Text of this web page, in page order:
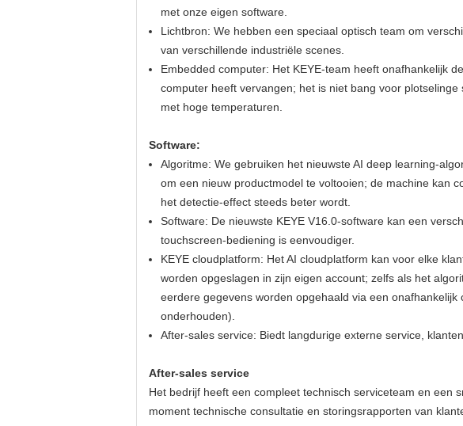
met onze eigen software.
Lichtbron: We hebben een speciaal optisch team om
van verschillende industriële scenes.
Embedded computer: Het KEYE-team heeft onafhankelijk
computer heeft vervangen; het is niet bang voor
met hoge temperaturen.
Software:
Algoritme: We gebruiken het nieuwste AI deep learning-
om een ​​nieuw productmodel te voltooien; de machine kan
het detectie-effect steeds beter wordt.
Software: De nieuwste KEYE V16.0-software kan een
touchscreen-bediening is eenvoudiger.
KEYE cloudplatform: Het AI cloudplatform kan voor elke
worden opgeslagen in zijn eigen account; zelfs als het
eerdere gegevens worden opgehaald via een
onderhouden).
After-sales service: Biedt langdurige externe service,
After-sales service
Het bedrijf heeft een compleet technisch serviceteam en een
moment technische consultatie en storingsrapporten van